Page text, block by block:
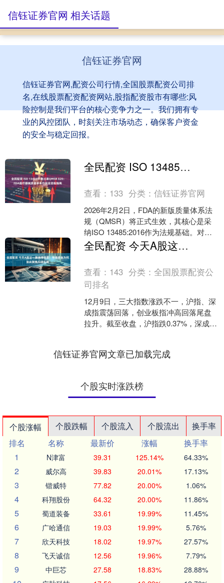
信钰证券官网
信钰证券官网,配资公司行情,全国股票配资公司排
名,在线股票配资配资网站,股指配资股市有哪些:风
险控制是我们平台的核心竞争力之一。我们拥有专
业的风控团队，时刻关注市场动态，确保客户资金
的安全与稳定回报。
信钰证券官网 相关话题
全民配资 ISO 13485平稳过渡QMSR 820：FDA医疗器械质量体系升级全流程指南
查看： 133 分类：信钰证券官网
2026年2月2日，FDA的新版质量体系法
规（QMSR）将正式生效，其核心是采
纳ISO 13485:2016作为法规基础。对于
已认证ISO 13485:2016....
全民配资 今天A股这一幕值得深思！市场资金为何如此聚焦AI龙头股
查看： 143 分类：全国股票配资公
司排名
12月9日，三大指数涨跌不一，沪指、深
成指震荡回落，创业板指冲高回落尾盘
拉升。截至收盘，沪指跌0.37%，深成指
信钰证券官网文章已加载完成
个股实时涨跌榜
个股涨幅 个股跌幅 个股流入 个股流出
换手率
排名
名称 最新价 涨幅
换手率
1
N津富 39.31 125.14% 64.33%
2 威尔高 39.83 20.01% 17.13%
3 锴威特 77.82 20.00% 1.06%
4 科翔股份 64.32 20.00% 11.86%
5 蜀道装备 33.61 19.99% 11.45%
6 广哈通信 19.03 19.99% 5.76%
7 欣天科技 18.02 19.97% 27.57%
8 飞天诚信 12.56 19.96% 7.79%
9 中巨芯 27.58 18.83% 28.88%